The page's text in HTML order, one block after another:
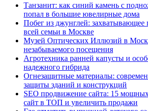
Танзанит: как синий камень с
попал в большие ювелирные дома
Побег из джунглей: захватывающее
всей семьи в Москве
Музей Оптических Иллюзий в
незабываемого посещения
Агротехника ранней капусты и
надежного гибрида
Огнезащитные материалы:
защиты зданий и конструкций
SEO продвижение сайта: 15
сайт в ТОП и увеличить продажи